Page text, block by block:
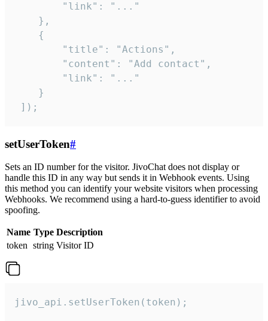
        "link": "..."
    },
    {
        "title": "Actions",
        "content": "Add contact",
        "link": "..."
    }
]);
setUserToken#
Sets an ID number for the visitor. JivoChat does not display or
handle this ID in any way but sends it in Webhook events. Using
this method you can identify your website visitors when processing
Webhooks. We recommend using a hard-to-guess identifier to avoid
spoofing.
Name Type Description
token string Visitor ID
jivo_api.setUserToken(token);